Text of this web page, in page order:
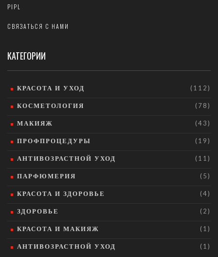
PIPL
СВЯЗАТЬСЯ С НАМИ
КАТЕГОРИИ
КРАСОТА И УХОД (112)
КОСМЕТОЛОГИЯ (78)
МАКИЯЖ (43)
ПРОФПРОЦЕДУРЫ (19)
АНТИВОЗРАСТНОЙ УХОД (11)
ПАРФЮМЕРИЯ (5)
КРАСОТА И ЗДОРОВЬЕ (4)
ЗДОРОВЬЕ (2)
КРАСОТА И МАКИЯЖ (1)
АНТИВОЗРАСТНОЙ УХОД (1)